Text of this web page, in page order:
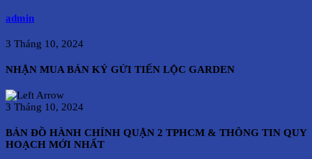
admin
3 Tháng 10, 2024
NHẬN MUA BÁN KÝ GỬI TIẾN LỘC GARDEN
3 Tháng 10, 2024
BẢN ĐỒ HÀNH CHÍNH QUẬN 2 TPHCM & THÔNG TIN QUY
HOẠCH MỚI NHẤT